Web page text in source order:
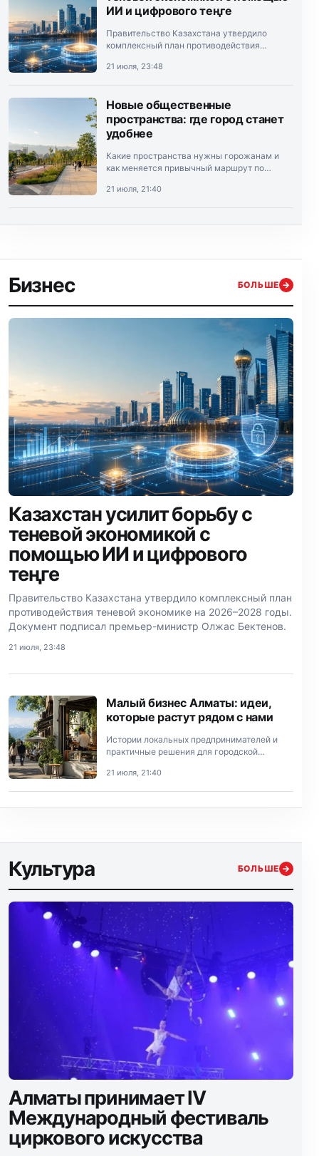
ИИ и цифрового теңге
Правительство Казахстана утвердило
комплексный план противодействия
Документ подписал премьер-министр
21 июля, 23:48
Новые общественные
пространства: где город станет
удобнее
Какие пространства нужны горожанам и
как меняется привычный маршрут по
21 июля, 21:40
Бизнес БОЛЬШЕ →
Казахстан усилит борьбу с
теневой экономикой с
помощью ИИ и цифрового
теңге
Правительство Казахстана утвердило комплексный план
противодействия теневой экономике на 2026–2028 годы.
Документ подписал премьер-министр Олжас Бектенов.
21 июля, 23:48
Малый бизнес Алматы: идеи,
которые растут рядом с нами
Истории локальных предпринимателей и
практичные решения для городской
21 июля, 21:40
Культура БОЛЬШЕ →
Алматы принимает IV
Международный фестиваль
циркового искусства